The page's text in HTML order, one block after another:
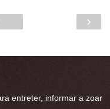
›
entreter, informar a zoar